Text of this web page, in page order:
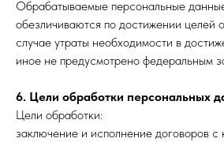
Обрабатываемые персональные
обезличиваются по достижении целей
случае утраты необходимости в
иное не предусмотрено федеральным
6. Цели обработки персональных
Цели обработки:
заключение и исполнение договоров с